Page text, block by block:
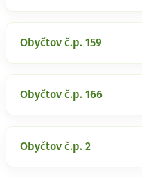
Obyčtov č.p. 159
Obyčtov č.p. 166
Obyčtov č.p. 2